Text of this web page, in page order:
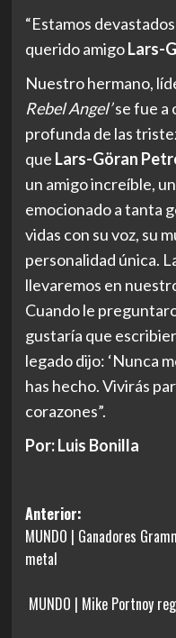
“Estamos
querido amigoLars-
Nuestro hermano,
Rebel Angel’se fue a
profunda de las
que Lars-Göran
un amigo increíble,
emocionado a tanta
vidas con su voz, su
personalidad única.
llevaremos en
Cuando le
gustaría que
legado dijo: ‘Nunca
has hecho. Vivirás
corazones”.
Por: Luis Bonilla
Navegación
de
entradas
Anterior:
MUNDO | Ganadores
metal
MUNDO | Mike Portnoy